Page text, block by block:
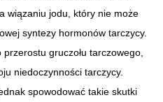
wiązaniu jodu, który nie może
syntezy hormonów tarczycy.
gruczołu tarczowego,
niedoczynności tarczycy.
spowodować takie skutki